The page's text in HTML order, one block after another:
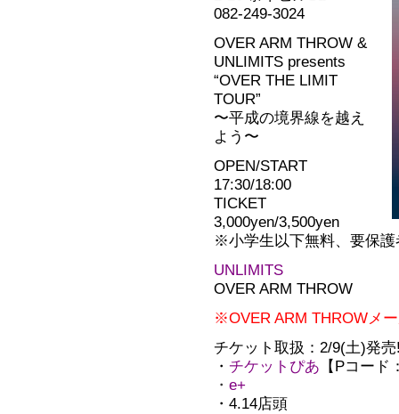
082-249-3024
OVER ARM THROW &
UNLIMITS presents
“OVER THE LIMIT
TOUR”
〜平成の境界線を越え
よう〜
OPEN/START
17:30/18:00
TICKET
3,000yen/3,500yen
※小学生以下無料、要保護
UNLIMITS
OVER ARM THROW
※OVER ARM THROWメ
チケット取扱：2/9(土)発
・ チケットぴあ 【Pコード
・ e+
・4.14店頭